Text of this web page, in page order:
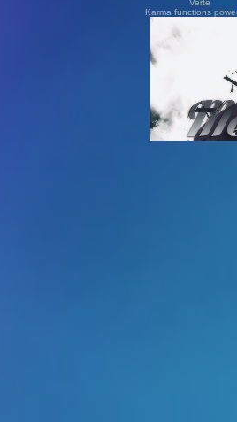
Vertė Vilius
Karma functions